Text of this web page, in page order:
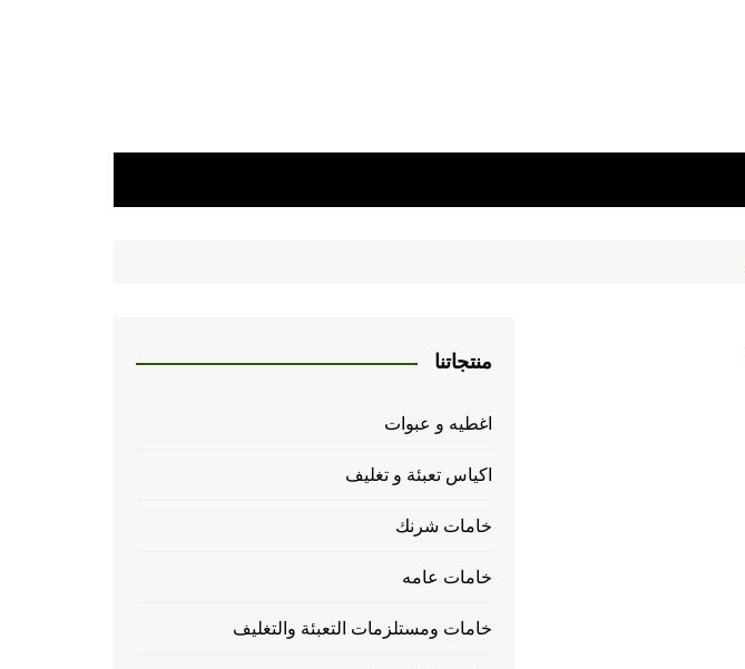
منتجاتنا
اغطيه و عبوات
اكياس تعبئة و تغليف
خامات شرنك
خامات عامه
خامات ومستلزمات التعبئة والتغليف